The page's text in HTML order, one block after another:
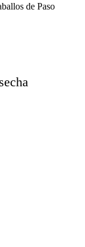
de Paso